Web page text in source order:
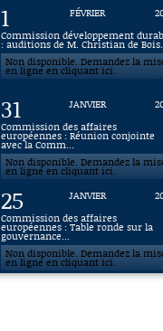
1 FÉVRIER
Commission développement
: auditions de M. Christian de
Non disponible. Demandez la
en ligne en cliquant ici.
31 JANVIER
Commission des affaires
européennes : Réunion conjointe
avec la Comm...
Non disponible. Demandez la
en ligne en cliquant ici.
25 JANVIER
Commission des affaires
européennes : Table ronde sur la
gouvernance...
Non disponible. Demandez la
en ligne en cliquant ici.